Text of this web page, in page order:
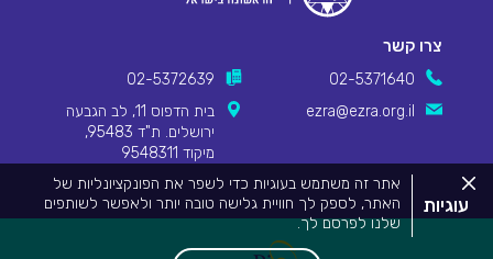
עוגיות
אתר זה משתמש בעוגיות כדי לשפר את הפונקציונליות של
האתר, לספק לך חוויית גלישה טובה יותר ולאפשר לשותפים
שלנו לפרסם לך.
מידע המפרט על השימוש בעוגיות באתר זה וכיצד ניתן לדחות
סגור
את
מדיניות
צרו קשר
02-5371640
02-5372639
ezra@ezra.org.il
בית הדפוס 11, לב הגבעה
ירושלים. ת"ד 95483,
מיקוד 9548311
Pionet Logo